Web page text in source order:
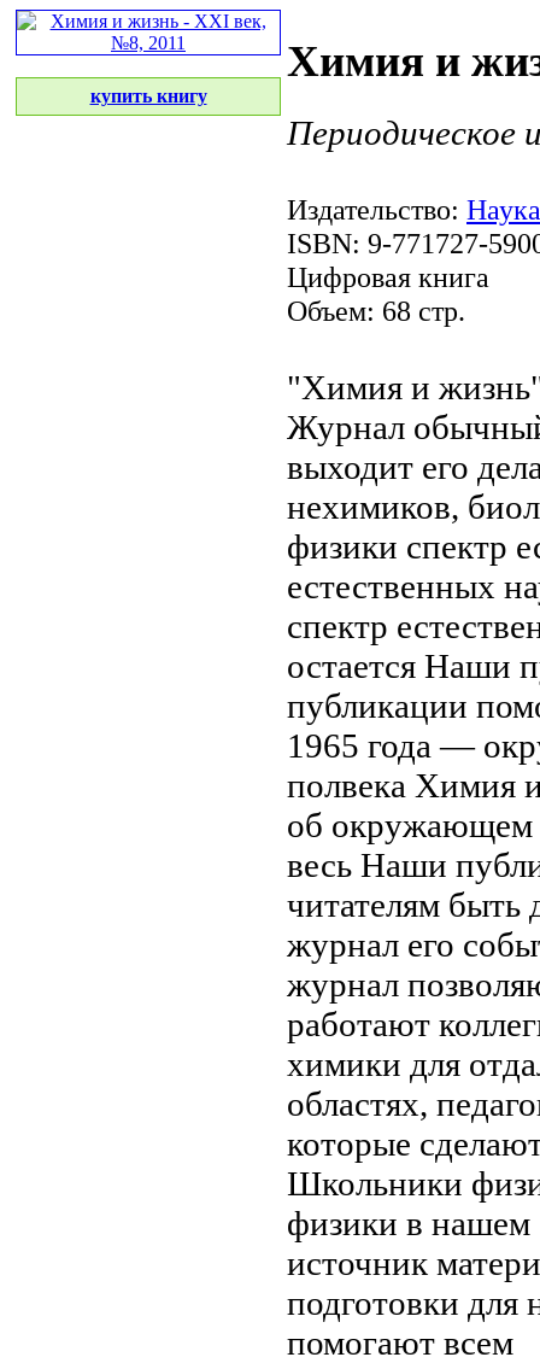
купить книгу
Химия и
Периодическое
Издательство:
ISBN: 9-771727-
Цифровая книга
Объем: 68 стр.
"Химия и
Журнал
выходит его
нехимиков,
физики спектр
естественных
спектр
остается Наши
публикации
1965 года —
полвека Химия
об
весь Наши
читателям быть
журнал его
журнал
работают
химики для
областях,
которые
Школьники
физики в нашем
источник
подготовки для
помогают всем